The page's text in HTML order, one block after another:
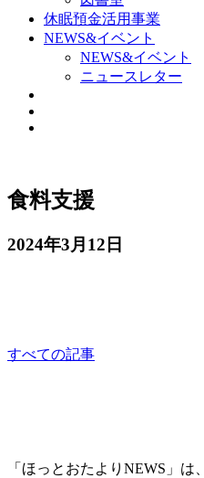
休眠預金活用事業
NEWS&イベント
NEWS&イベント
ニュースレター
食料支援
2024年3月12日
すべての記事
「ほっとおたよりNEWS」